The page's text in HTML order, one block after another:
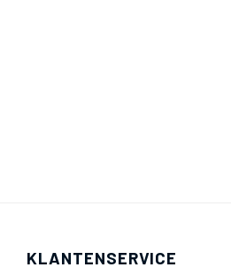
KLANTENSERVICE